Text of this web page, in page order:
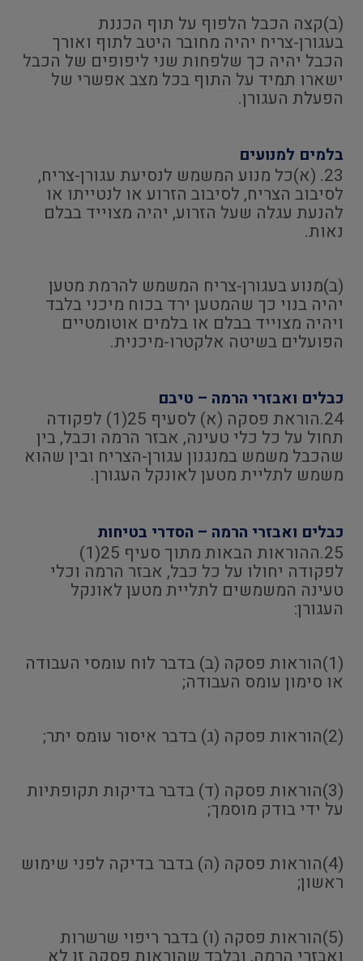
(ב)קצה הכבל הלפוף על תוף הכננת
בעגורן-צריח יהיה מחובר היטב לתוף ואורך
הכבל יהיה כך שלפחות שני ליפופים של הכבל
ישארו תמיד על התוף בכל מצב אפשרי של
הפעלת העגורן.
בלמים למנועים
23. (א)כל מנוע המשמש לנסיעת עגורן-צריח,
לסיבוב הצריח, לסיבוב הזרוע או לנטייתו או
להנעת עגלה שעל הזרוע, יהיה מצוייד בבלם
נאות.
(ב)מנוע בעגורן-צריח המשמש להרמת מטען
יהיה בנוי כך שהמטען ירד בכוח מיכני בלבד
ויהיה מצוייד בבלם או בלמים אוטומטיים
הפועלים בשיטה אלקטרו-מיכנית.
כבלים ואבזרי הרמה – טיבם
24.הוראת פסקה (א) לסעיף 25(1) לפקודה
תחול על כל כלי טעינה, אבזר הרמה וכבל, בין
שהכבל משמש במנגנון עגורן-הצריח ובין שהוא
משמש לתליית מטען לאונקל העגורן.
כבלים ואבזרי הרמה – הסדרי בטיחות
25.ההוראות הבאות מתוך סעיף 25(1)
לפקודה יחולו על כל כבל, אבזר הרמה וכלי
טעינה המשמשים לתליית מטען לאונקל
העגורן:
(1)הוראות פסקה (ב) בדבר לוח עומסי העבודה
או סימון עומס העבודה;
(2)הוראות פסקה (ג) בדבר איסור עומס יתר;
(3)הוראות פסקה (ד) בדבר בדיקות תקופתיות
על ידי בודק מוסמך;
(4)הוראות פסקה (ה) בדבר בדיקה לפני שימוש
ראשון;
(5)הוראות פסקה (ו) בדבר ריפוי שרשרות